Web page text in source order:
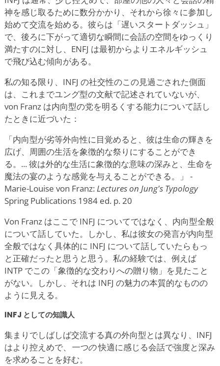
神を感じ取るために数分かかり、それから徐々に参加し
始めて交流を始める。彼らは「遅いスタートダッシュ」
で、後ろに下がって適切な瞬間に会話の空間をゆっくり
満たすのに対し、ENFJ は最初からよりエネルギッシュ
で飛び込む傾向がある。
私の知る限り、INFJ の社交性のこの見過ごされた側面
は、これまでユング型の文献で記述されていないが、
von Franz は内向型の党を明るくする能力について話し
たときに近づいた：
「内向型が劣等外向性に目覚めると、彼は生命の輝きを
広げ、周囲の生活を象徴的な祭りにすることができ
る。... 彼は外的な生活に象徴的な意味の深みと、生命を
魔法の宴のような感覚を与えることができる。」 -
Marie-Louise von Franz: Lectures on Jung's Typology
Spring Publications 1984 ed. p. 20
Von Franz はここで INFJ についてではなく、内向型全般
について話していた。しかし、私は彼女の発言が内向型
全般ではなく具体的に INFJ について話していたらもっ
と正確だったと思うと思う。私の経験では、例えば
INTP でこの「象徴的な交わりへの贈り物」を見たこと
がない。しかし、それは INFJ の魅力の本質的なものの
ように見える。
INFJ としての知識人
集まりでしばしば交流する真の外向型とは異なり、INFJ
はより控えめで、 一つの快適に感じる会話で強度と深み
を求めることを好む。